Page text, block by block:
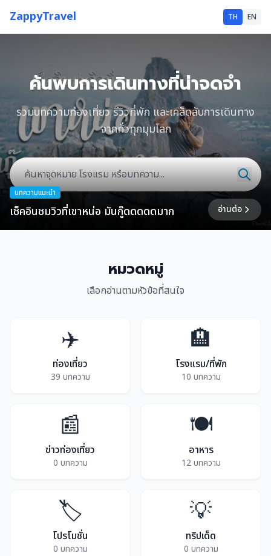
ค้นพบการเดินทางที่น่าจดจำ
รวมบทความท่องเที่ยว รีวิวที่พัก และเคล็ดลับการเดินทาง
จากทั่วทุกมุมโลก
บทความแนะนำ
เช็คอินชมวิวที่เขาหน่อ มันกู๊ดดดดดมาก อ่านต่อ
หมวดหมู่
เลือกอ่านตามหัวข้อที่สนใจ
✈️
ท่องเที่ยว
39 บทความ
🏨
โรงแรม/ที่พัก
10 บทความ
📰
ข่าวท่องเที่ยว
0 บทความ
🍽️
อาหาร
12 บทความ
🏷️
โปรโมชั่น
0 บทความ
💡
ทริปเด็ด
0 บทความ
ZappyTravel TH EN